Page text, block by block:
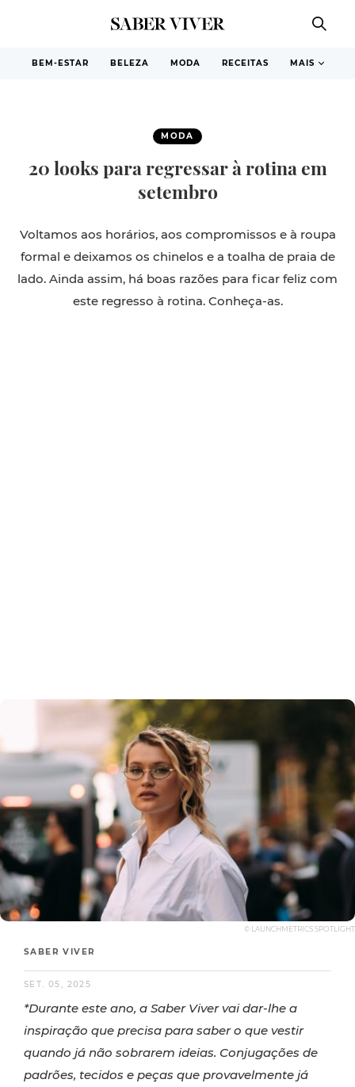
BEM-ESTAR BELEZA MODA RECEITAS MAIS
MODA
20 looks para regressar à rotina em
setembro
Voltamos aos horários, aos compromissos e à roupa
formal e deixamos os chinelos e a toalha de praia de
lado. Ainda assim, há boas razões para ficar feliz com
este regresso à rotina. Conheça-as.
© LAUNCHMETRICS SPOTLIGHT
SABER VIVER
SET. 05, 2025
*Durante este ano, a Saber Viver vai dar-lhe a
inspiração que precisa para saber o que vestir
quando já não sobrarem ideias. Conjugações de
padrões, tecidos e peças que provavelmente já